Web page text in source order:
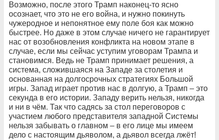
Возможно, после этого Трамп наконец-то ясно
осознает, что это не его война, и нужно покинуть
чужеродное и непонятное ему поле боя как можно
быстрее. Но даже в этом случае ничего не гарантирует
нас от возобновления конфликта на новом этапе в
случае, если мы сейчас уступим уговорам Трампа и
становимся. Ведь не Трамп принимает решения, а
система, сложившаяся на Западе за столетия и
основанная на долгосрочных стратегиях Большой
игры. Запад играет против нас в долгую, а Трамп – это
секунда в его истории. Западу верить нельзя, никогда
и ни в чём. Так что садясь за стол переговоров с
участием любого представителя западной Системы
нельзя забывать о главном – в его лице мы имеем
дело с настоящим дьяволом, а дьявол всегда лжёт!